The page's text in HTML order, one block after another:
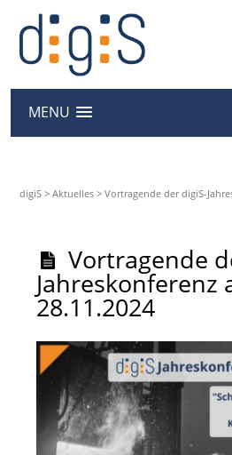
MENU
digiS >Aktuelles >Vortragende der digiS-
Vortragende
Jahreskonferenz
28.11.2024